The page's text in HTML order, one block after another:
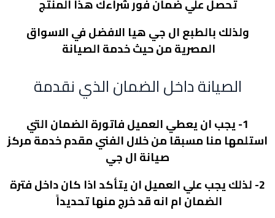
تحصل علي ضمان فور شراءك هذا المنتج
ولذلك بالطبع ال جي هيا الافضل في الاسواق
المصرية من حيث خدمة الصيانة
الصيانة داخل الضمان الذي نقدمة
1- يجب ان يعطي العميل فاتورة الضمان التي
استلمها منا مسبقا من خلال الفني مقدم خدمة مركز
صيانة ال جي
2- لذلك يجب علي العميل ان يتأكد اذا كان داخل فترة
الضمان ام انه قد خرج منها تحديداً